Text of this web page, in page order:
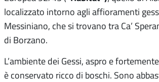
localizzato intorno agli affioramenti
Messiniano, che si trovano tra Ca’
di Borzano.
L’ambiente dei Gessi, aspro e
è conservato ricco di boschi. Sono